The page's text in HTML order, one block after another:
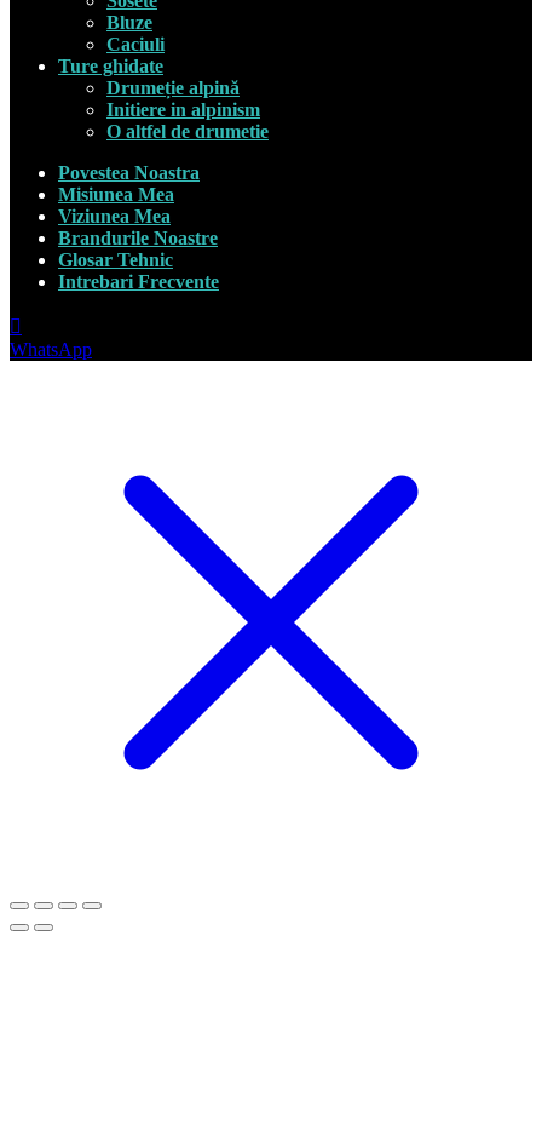
Bluze
Caciuli
Ture ghidate
Drumeție alpină
Initiere in alpinism
O altfel de drumetie
Povestea Noastra
Misiunea Mea
Viziunea Mea
Brandurile Noastre
Glosar Tehnic
Intrebari Frecvente
WhatsApp